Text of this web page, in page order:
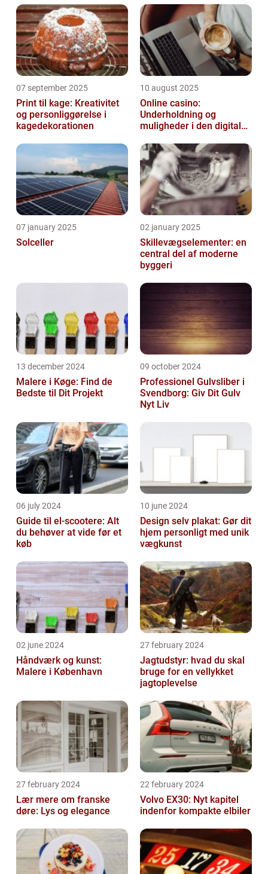
07 september 2025
Print til kage: Kreativitet
og personliggørelse i
kagedekorationen
10 august 2025
Online casino:
Underholdning og
muligheder i den digitale
07 january 2025
Solceller
02 january 2025
Skillevægselementer: en
central del af moderne
byggeri
13 december 2024
Malere i Køge: Find de
Bedste til Dit Projekt
09 october 2024
Professionel Gulvsliber i
Svendborg: Giv Dit Gulv
Nyt Liv
06 july 2024
Guide til el-scootere: Alt
du behøver at vide før et
køb
10 june 2024
Design selv plakat: Gør dit
hjem personligt med unik
vægkunst
02 june 2024
Håndværk og kunst:
Malere i København
27 february 2024
Jagtudstyr: hvad du skal
bruge for en vellykket
jagtoplevelse
27 february 2024
Lær mere om franske
døre: Lys og elegance
22 february 2024
Volvo EX30: Nyt kapitel
indenfor kompakte elbiler